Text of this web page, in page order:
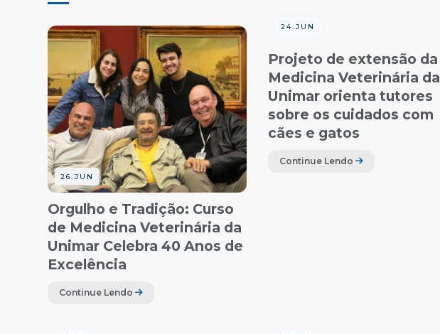
26.JUN
Orgulho e Tradição: Curso
de Medicina Veterinária da
Unimar Celebra 40 Anos de
Excelência
Continue Lendo
24.JUN
Projeto de extensão da
Medicina Veterinária da
Unimar orienta tutores
sobre os cuidados com
cães e gatos
Continue Lendo